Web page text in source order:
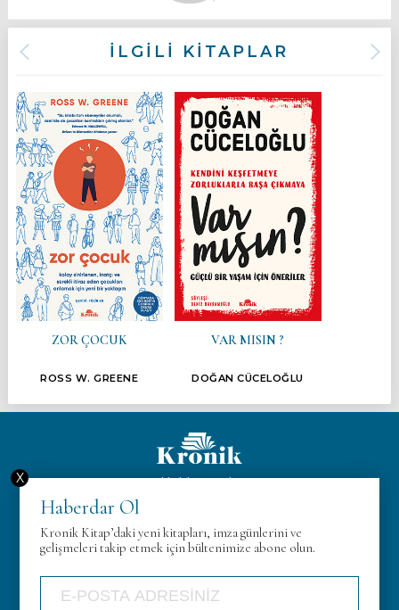
İLGİLİ KİTAPLAR
ZOR ÇOCUK
ROSS W. GREENE
VAR MISIN ?
DOĞAN CÜCELOĞLU
Hakkımızda
Gizlilik Politikası
İletişim
Haberdar Ol
Kronik Kitap’daki yeni kitapları, imza günlerini ve
gelişmeleri takip etmek için bültenimize abone olun.
X